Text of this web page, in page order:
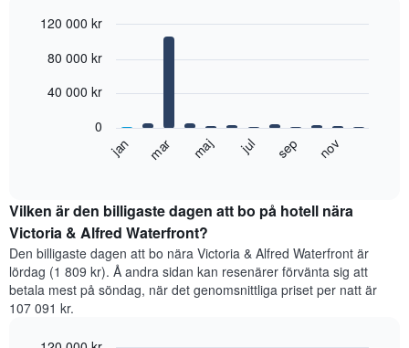
chart
bars.
rumspriset
månad
för
månad.
Diagrammet
har
1
graphic.
jan mar maj jul sep nov
0
40 000 kr
80 000 kr
120 000 kr
Vilken är den billigaste dagen att bo på hotell nära
Victoria & Alfred Waterfront?
Den billigaste dagen att bo nära Victoria & Alfred Waterfront är
lördag (1 809 kr). Å andra sidan kan resenärer förvänta sig att
betala mest på söndag, när det genomsnittliga priset per natt är
107 091 kr.